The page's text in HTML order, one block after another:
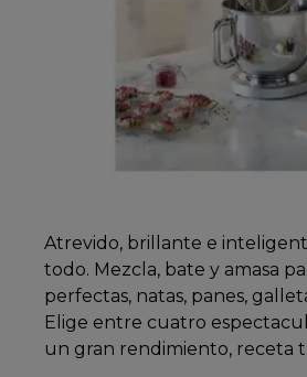
Atrevido, brillante e
todo. Mezcla, bate y amasa
perfectas, natas, panes,
Elige entre cuatro
un gran rendimiento, receta